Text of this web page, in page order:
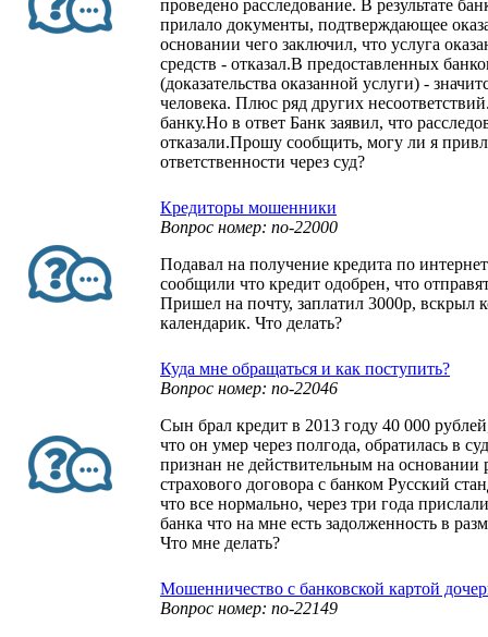
проведено расследование. В результате
прилало документы, подтверждающее
основании чего заключил, что услуга
средств - отказал.В предоставленных
(доказательства оказанной услуги) -
человека. Плюс ряд других
банку.Но в ответ Банк заявил, что
отказали.Прошу сообщить, могу ли я
ответственности через суд?
Кредиторы мошенники
Вопрос номер: no-22000
Подавал на получение кредита по
сообщили что кредит одобрен, что
Пришел на почту, заплатил 3000р, вскрыл
календарик. Что делать?
Куда мне обращаться и как поступить?
Вопрос номер: no-22046
Сын брал кредит в 2013 году 40 000
что он умер через полгода, обратилась в
признан не действительным на основании
страхового договора с банком Русский
что все нормально, через три года
банка что на мне есть задолженность в
Что мне делать?
Мошенничество с банковской картой
Вопрос номер: no-22149